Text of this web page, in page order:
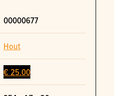
00000677
Hout
€ 25.00